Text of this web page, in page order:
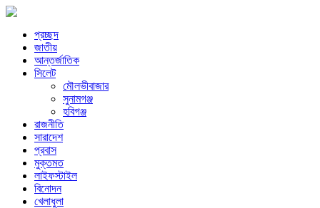
প্রচ্ছদ
জাতীয়
আন্তর্জাতিক
সিলেট
মৌলভীবাজার
সুনামগঞ্জ
হবিগঞ্জ
রাজনীতি
সারাদেশ
প্রবাস
মুক্তমত
লাইফস্টাইল
বিনোদন
খেলাধুলা